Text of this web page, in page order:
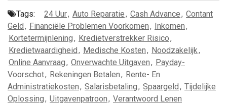
Tags: 24 Uur, Auto Reparatie, Cash Advance, Contant
Geld, Financiële Problemen Voorkomen, Inkomen,
Kortetermijnlening, Kredietverstrekker Risico,
Kredietwaardigheid, Medische Kosten, Noodzakelijk,
Online Aanvraag, Onverwachte Uitgaven, Payday-
Voorschot, Rekeningen Betalen, Rente- En
Administratiekosten, Salarisbetaling, Spaargeld, Tijdelijke
Oplossing, Uitgavenpatroon, Verantwoord Lenen